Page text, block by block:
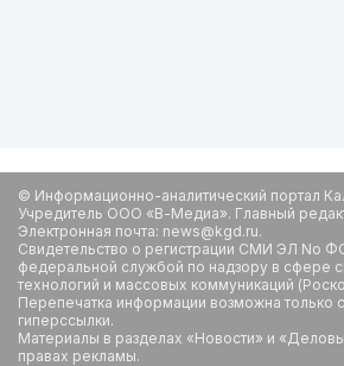
© Информационно-аналитический портал
Учредитель ООО «В-Медиа». Главный
Электронная почта: news@kgd.ru.
Свидетельство о регистрации СМИ ЭЛ No
федеральной службой по надзору в сфере
технологий и массовых коммуникаций
Перепечатка информации возможна только
гиперссылки.
Материалы в разделах «Новости» и
правах рекламы.